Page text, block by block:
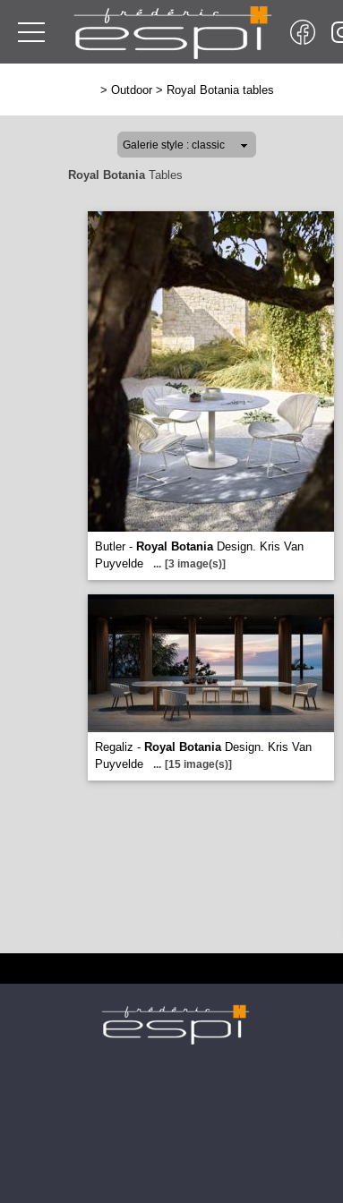
> Outdoor> Royal Botania tables
Royal BotaniaTables
Butler - Royal BotaniaDesign. Kris Van
Puyvelde
... [3 image(s)]
Regaliz - Royal BotaniaDesign. Kris Van
Puyvelde
... [15 image(s)]